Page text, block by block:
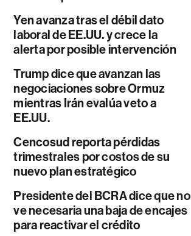
Yen avanza tras el débil dato
laboral de EE.UU. y crece la
alerta por posible intervención
Trump dice que avanzan las
negociaciones sobre Ormuz
mientras Irán evalúa veto a
EE.UU.
Cencosud reporta pérdidas
trimestrales por costos de su
nuevo plan estratégico
Presidente del BCRA dice que no
ve necesaria una baja de encajes
para reactivar el crédito